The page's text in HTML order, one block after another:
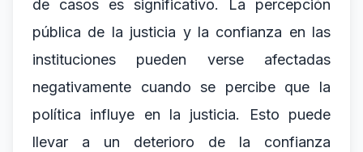
de casos es significativo. La percepción
pública de la justicia y la confianza en las
instituciones pueden verse afectadas
negativamente cuando se percibe que la
política influye en la justicia. Esto puede
llevar a un deterioro de la confianza